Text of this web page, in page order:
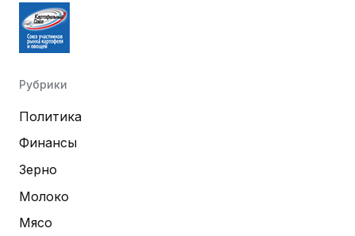
Рубрики
Политика
Финансы
Зерно
Молоко
Мясо